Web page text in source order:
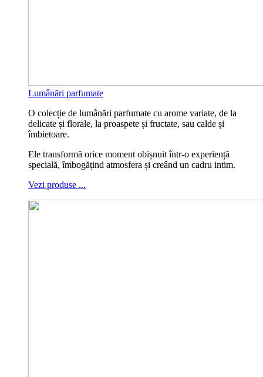
Lumânări parfumate
O colecție de lumânări parfumate cu arome variate, de la
delicate și florale, la proaspete și fructate, sau calde și
îmbietoare.
Ele transformă orice moment obișnuit într-o experiență
specială, îmbogățind atmosfera și creând un cadru intim.
Vezi produse ...